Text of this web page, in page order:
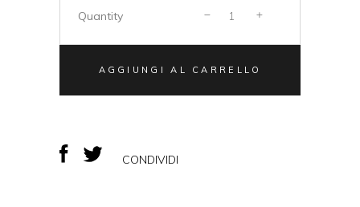
Quantity
AGGIUNGI AL CARRELLO
CONDIVIDI